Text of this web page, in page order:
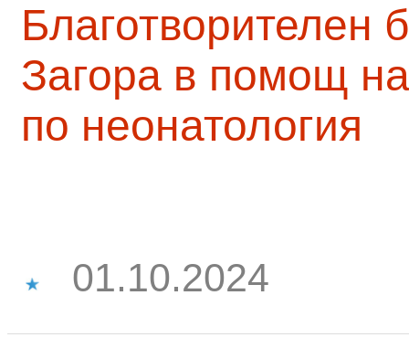
Благотворителен
Загора в помощ
по неонатология
01.10.2024